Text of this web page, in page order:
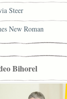
Steer
New Roman
Bihorel